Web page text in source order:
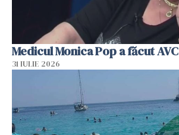
Medicul Monica Pop a făcut AVC
31 IULIE 2026